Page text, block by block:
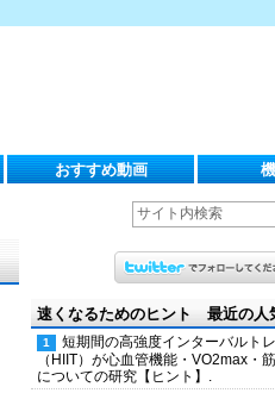
おすすめ動画
速くなるためのヒント 最近の人
短期間の高強度インターバルト
（HIIT）が心血管機能・VO2max・
についての研究【ヒント】.